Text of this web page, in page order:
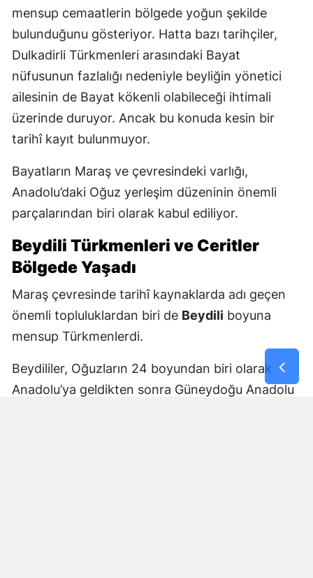
mensup cemaatlerin bölgede yoğun şekilde
bulunduğunu gösteriyor. Hatta bazı tarihçiler,
Dulkadirli Türkmenleri arasındaki Bayat
nüfusunun fazlalığı nedeniyle beyliğin yönetici
ailesinin de Bayat kökenli olabileceği ihtimali
üzerinde duruyor. Ancak bu konuda kesin bir
tarihî kayıt bulunmuyor.
Bayatların Maraş ve çevresindeki varlığı,
Anadolu’daki Oğuz yerleşim düzeninin önemli
parçalarından biri olarak kabul ediliyor.
Beydili Türkmenleri ve Ceritler
Bölgede Yaşadı
Maraş çevresinde tarihî kaynaklarda adı geçen
önemli topluluklardan biri de Beydili boyuna
mensup Türkmenlerdi.
Beydililer, Oğuzların 24 boyundan biri olarak
Anadolu’ya geldikten sonra Güneydoğu Anadolu